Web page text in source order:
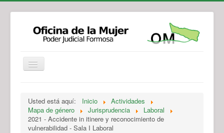
Legislación
Novedades
Recursos y Servicios de Atención
Contacto
Usted está aquí: Inicio
Actividades
Mapa de género
Jurisprudencia
Laboral
2021 - Accidente in itinere y reconocimiento de
vulnerabilidad - Sala I Laboral